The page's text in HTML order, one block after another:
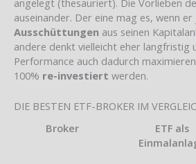
angelegt (thesauriert). Die Vorlieben
auseinander. Der eine mag es, wenn er
Ausschüttungen aus seinen
andere denkt vielleicht eher langfristig
Performance auch dadurch
100% re-investiert werden.
DIE BESTEN ETF-BROKER IM
Broker
ETF als